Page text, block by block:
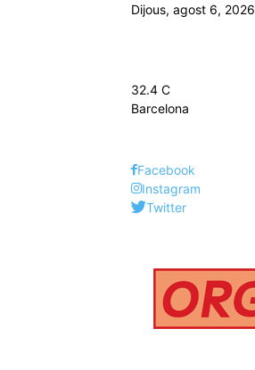
Dijous, agost 6, 2026
32.4 C
Barcelona
Facebook
Instagram
Twitter